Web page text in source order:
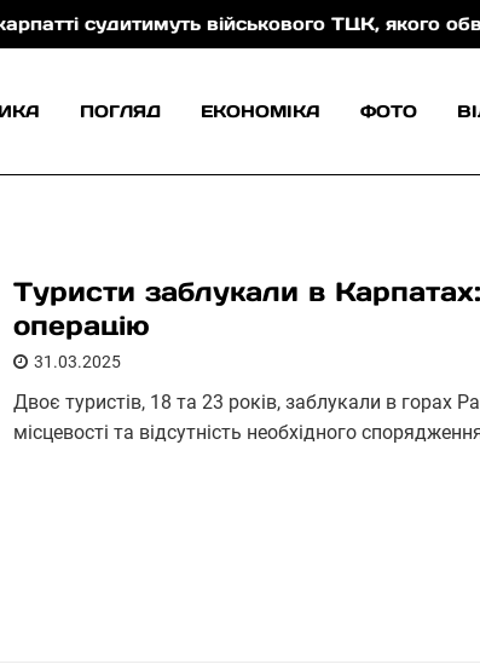
військового ТЦК, якого обвинувачують
ПОГЛЯД ЕКОНОМІКА ФОТО
Туристи заблукали в
операцію
31.03.2025
Двоє туристів, 18 та 23 років, заблукали в горах
місцевості та відсутність необхідного